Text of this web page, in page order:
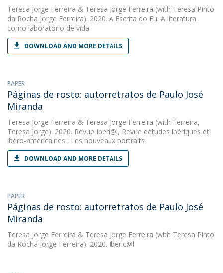
Teresa Jorge Ferreira & Teresa Jorge Ferreira (with Teresa Pinto
da Rocha Jorge Ferreira). 2020. A Escrita do Eu: A literatura
como laboratório de vida
DOWNLOAD AND MORE DETAILS
PAPER
Páginas de rosto: autorretratos de Paulo José
Miranda
Teresa Jorge Ferreira & Teresa Jorge Ferreira (with Ferreira,
Teresa Jorge). 2020. Revue Iberi@l, Revue détudes ibériques et
ibéro-américaines : Les nouveaux portraits
DOWNLOAD AND MORE DETAILS
PAPER
Páginas de rosto: autorretratos de Paulo José
Miranda
Teresa Jorge Ferreira & Teresa Jorge Ferreira (with Teresa Pinto
da Rocha Jorge Ferreira). 2020. Iberic@l